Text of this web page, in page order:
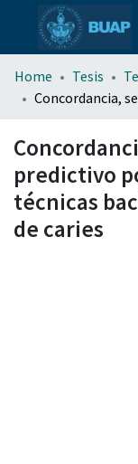
Home Tesis
predictivo
técnicas
de caries